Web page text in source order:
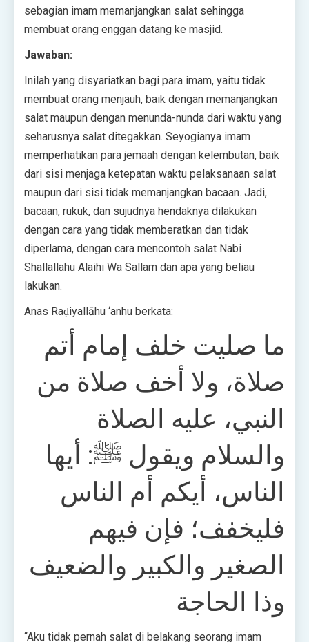
sebagian imam memanjangkan salat sehingga
membuat orang enggan datang ke masjid.
Jawaban:
Inilah yang disyariatkan bagi para imam, yaitu tidak
membuat orang menjauh, baik dengan memanjangkan
salat maupun dengan menunda-nunda dari waktu yang
seharusnya salat ditegakkan. Seyogianya imam
memperhatikan para jemaah dengan kelembutan, baik
dari sisi menjaga ketepatan waktu pelaksanaan salat
maupun dari sisi tidak memanjangkan bacaan. Jadi,
bacaan, rukuk, dan sujudnya hendaknya dilakukan
dengan cara yang tidak memberatkan dan tidak
diperlama, dengan cara mencontoh salat Nabi
Shallallahu Alaihi Wa Sallam dan apa yang beliau
lakukan.
Anas Raḍiyallāhu ‘anhu berkata:
ما صليت خلف إمام أتم
صلاة، ولا أخف صلاة من
النبي، عليه الصلاة
والسلام ويقول ﷺ: أيها
الناس، أيكم أم الناس
فليخفف؛ فإن فيهم
الصغير والكبير والضعيف
وذا الحاجة
“Aku tidak pernah salat di belakang seorang imam